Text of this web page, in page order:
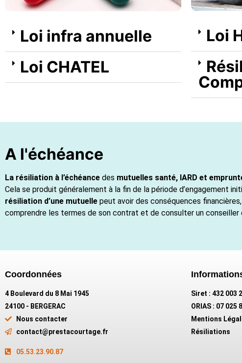
Loi infra annuelle
Loi CHATEL
Loi
A l'échéance
La résiliation à l’échéance des mutuelles santé, IARD et
Cela se produit généralement à la fin de la période d’engagement
résiliation d’une mutuelle peut avoir des conséquences
comprendre les termes de son contrat et de consulter un conseiller
Coordonnées
4 Boulevard du 8 Mai 1945
24100 - BERGERAC
Nous contacter
contact@prestacourtage.fr
05.53.23.90.87
Siret : 432 003
ORIAS : 07 025
Mentions
Résiliations